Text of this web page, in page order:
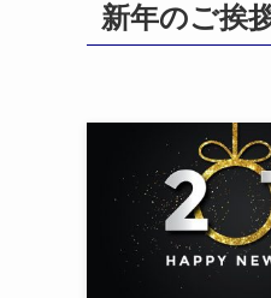
新年のご挨